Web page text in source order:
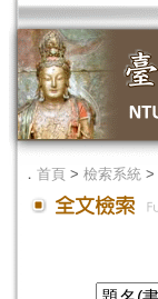
． 首頁 > 檢索系統 >